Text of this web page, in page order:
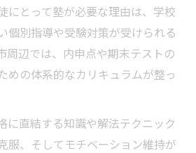
にとって塾が必要な理由は、学校
個別指導や受験対策が受けられる
周辺では、内申点や期末テストの
めの体系的なカリキュラムが整っ
に直結する知識や解法テクニック
服、そしてモチベーション維持が